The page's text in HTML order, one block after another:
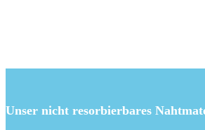
Unser nicht resorbierbares